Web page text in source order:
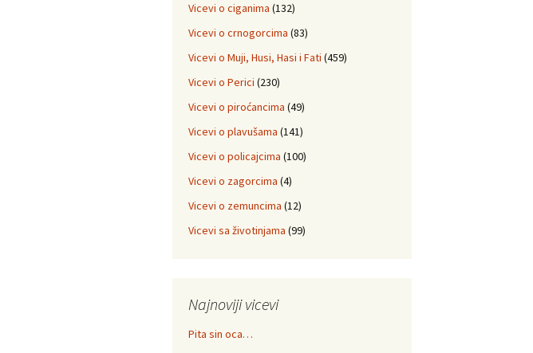
Vicevi o ciganima (132)
Vicevi o crnogorcima (83)
Vicevi o Muji, Husi, Hasi i Fati (459)
Vicevi o Perici (230)
Vicevi o piroćancima (49)
Vicevi o plavušama (141)
Vicevi o policajcima (100)
Vicevi o zagorcima (4)
Vicevi o zemuncima (12)
Vicevi sa životinjama (99)
Najnoviji vicevi
Pita sin oca…